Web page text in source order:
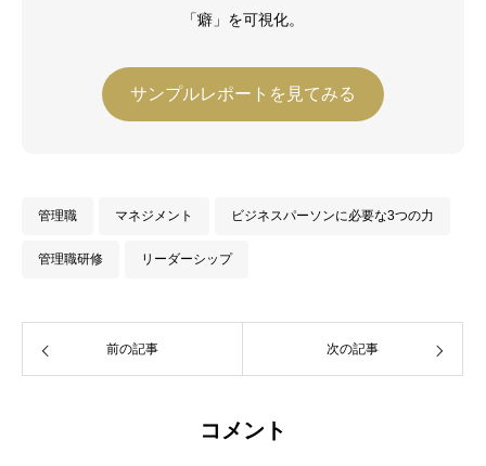
「癖」を可視化。
サンプルレポートを見てみる
管理職 マネジメント ビジネスパーソンに必要な3つの力
管理職研修 リーダーシップ
前の記事 次の記事
コメント